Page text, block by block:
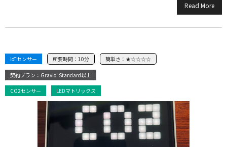
Read More
IoTセンサー 所要時間： 10分 簡単さ： ★☆☆☆☆
契約プラン：Gravio Standard以上
CO2センサー LEDマトリックス